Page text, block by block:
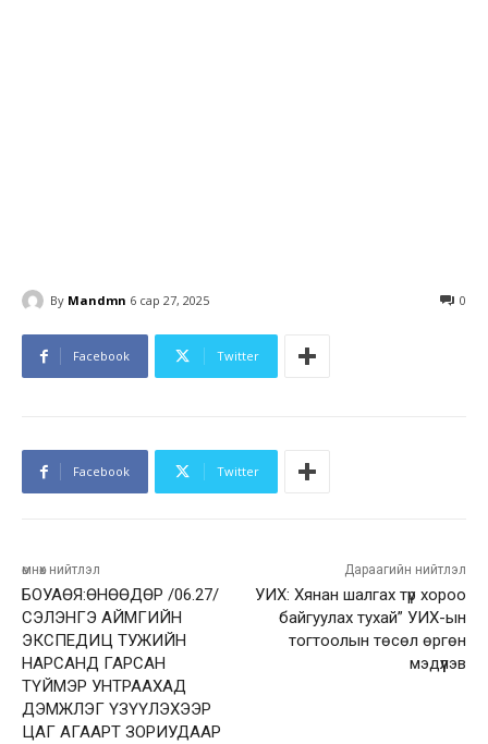
By Mandmn 6 сар 27, 2025 0
Facebook Twitter
Facebook Twitter
өмнөх нийтлэл
БОУАӨЯ:ӨНӨӨДӨР /06.27/
СЭЛЭНГЭ АЙМГИЙН
ЭКСПЕДИЦ ТУЖИЙН
НАРСАНД ГАРСАН
ТҮЙМЭР УНТРААХАД
ДЭМЖЛЭГ ҮЗҮҮЛЭХЭЭР
ЦАГ АГААРТ ЗОРИУДААР
Дараагийн нийтлэл
УИХ: Хянан шалгах түр хороо
байгуулах тухай” УИХ-ын
тогтоолын төсөл өргөн
мэдүүлэв